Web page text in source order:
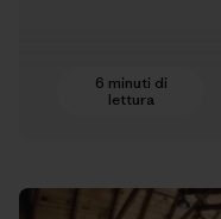
6 minuti di
lettura